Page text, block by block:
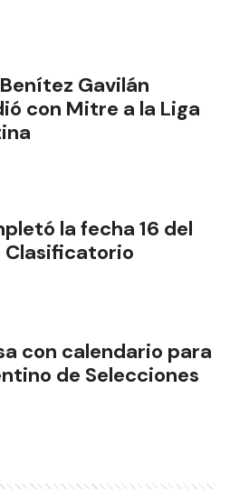
Gavilán
con Mitre a la Liga
la fecha 16 del
Clasificatorio
con calendario para
de Selecciones